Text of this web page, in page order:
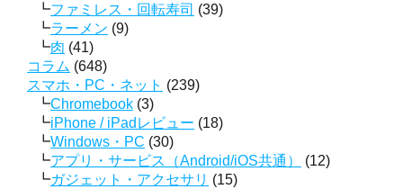
ファミレス・回転寿司 (39)
ラーメン (9)
肉 (41)
コラム (648)
スマホ・PC・ネット (239)
Chromebook (3)
iPhone / iPadレビュー (18)
Windows・PC (30)
アプリ・サービス（Android/iOS共通）
(12)
ガジェット・アクセサリ (15)